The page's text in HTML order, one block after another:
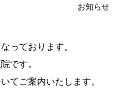
お知らせ
っております。
です。
てご案内いたします。